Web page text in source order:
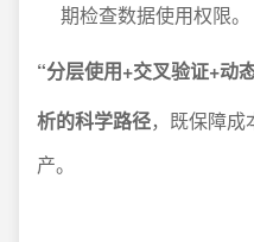
期检查数据使用权限。
“分层使用+交叉验证+动
析的科学路径，既保障
产。